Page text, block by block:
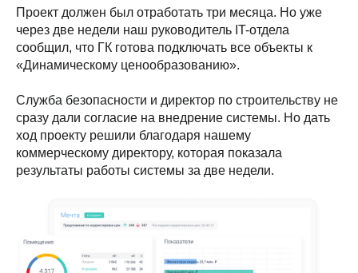
Проект должен был отработать три месяца. Но уже
через две недели наш руководитель IT-отдела
сообщил, что ГК готова подключать все объекты к
«Динамическому ценообразованию».
Служба безопасности и директор по строительству не
сразу дали согласие на внедрение системы. Но дать
ход проекту решили благодаря нашему
коммерческому директору, которая показала
результаты работы системы за две недели.